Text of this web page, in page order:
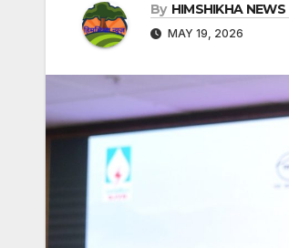
By HIMSHIKHA NEWS
MAY 19, 2026